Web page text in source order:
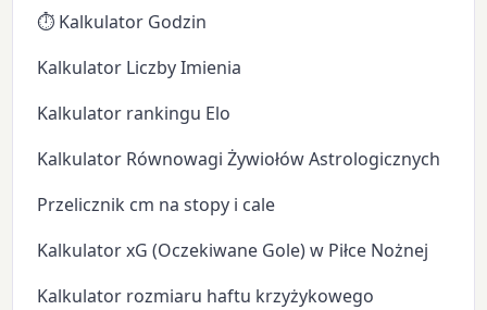
⏱️ Kalkulator Godzin
Kalkulator Liczby Imienia
Kalkulator rankingu Elo
Kalkulator Równowagi Żywiołów Astrologicznych
Przelicznik cm na stopy i cale
Kalkulator xG (Oczekiwane Gole) w Piłce Nożnej
Kalkulator rozmiaru haftu krzyżykowego